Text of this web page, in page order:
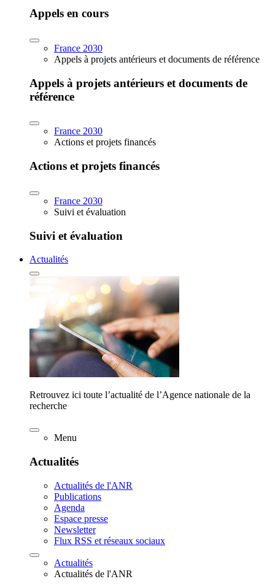
Appels en cours
France 2030
Appels à projets antérieurs et documents de référence
Appels à projets antérieurs et documents de
référence
France 2030
Actions et projets financés
Actions et projets financés
France 2030
Suivi et évaluation
Suivi et évaluation
Actualités
Retrouvez ici toute l’actualité de l’Agence nationale de la
recherche
Menu
Actualités
Actualités de l'ANR
Publications
Agenda
Espace presse
Newsletter
Flux RSS et réseaux sociaux
Actualités
Actualités de l'ANR